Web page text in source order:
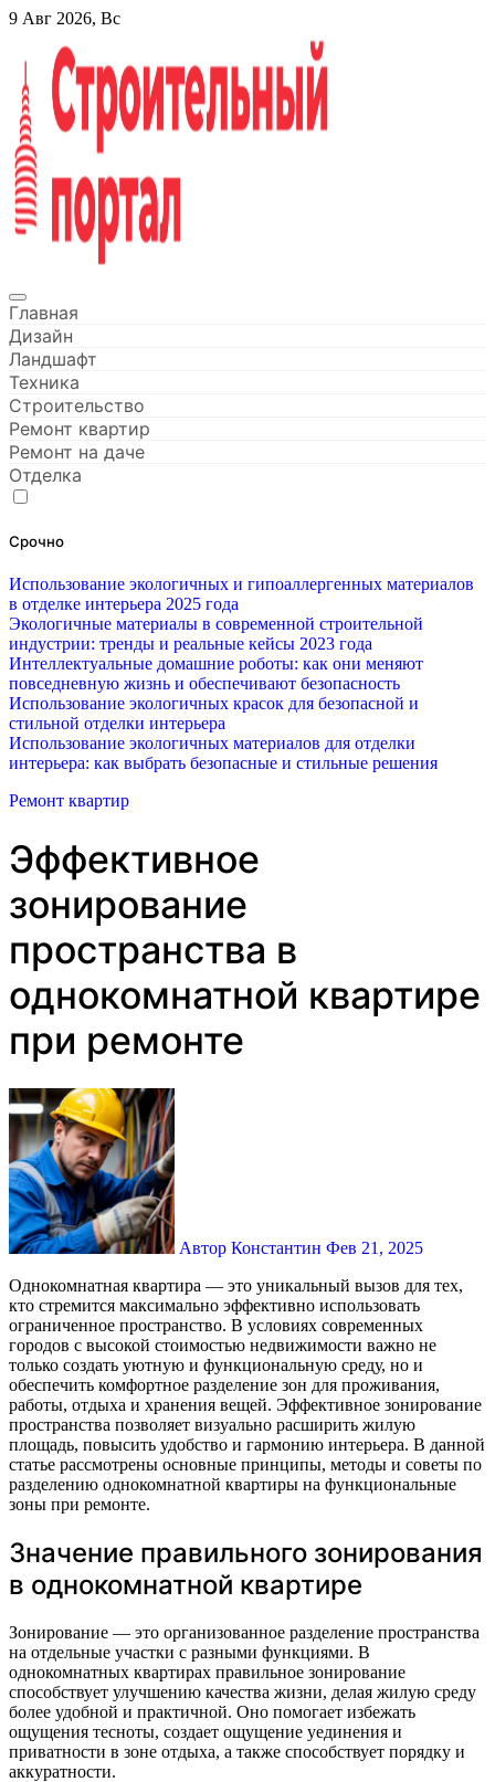
Перейти
содержанию
9 Авг 2026, Вс
Строительный портал
Главная
Дизайн
Ландшафт
Техника
Строительство
Ремонт квартир
Ремонт на даче
Отделка
Срочно
Использование экологичных и гипоаллергенных материалов
в отделке интерьера 2025 года
Экологичные материалы в современной строительной
индустрии: тренды и реальные кейсы 2023 года
Интеллектуальные домашние роботы: как они меняют
повседневную жизнь и обеспечивают безопасность
Использование экологичных красок для безопасной и
стильной отделки интерьера
Использование экологичных материалов для отделки
интерьера: как выбрать безопасные и стильные решения
Ремонт квартир
Эффективное
зонирование
пространства в
однокомнатной квартире
при ремонте
Автор Константин Фев 21, 2025
Однокомнатная квартира — это уникальный вызов для тех,
кто стремится максимально эффективно использовать
ограниченное пространство. В условиях современных
городов с высокой стоимостью недвижимости важно не
только создать уютную и функциональную среду, но и
обеспечить комфортное разделение зон для проживания,
работы, отдыха и хранения вещей. Эффективное зонирование
пространства позволяет визуально расширить жилую
площадь, повысить удобство и гармонию интерьера. В данной
статье рассмотрены основные принципы, методы и советы по
разделению однокомнатной квартиры на функциональные
зоны при ремонте.
Значение правильного зонирования
в однокомнатной квартире
Зонирование — это организованное разделение пространства
на отдельные участки с разными функциями. В
однокомнатных квартирах правильное зонирование
способствует улучшению качества жизни, делая жилую среду
более удобной и практичной. Оно помогает избежать
ощущения тесноты, создает ощущение уединения и
приватности в зоне отдыха, а также способствует порядку и
аккуратности.